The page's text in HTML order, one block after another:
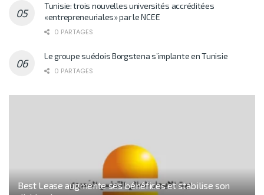
Tunisie: trois nouvelles universités accréditées
«entrepreneuriales» par le NCEE
0 PARTAGES
Le groupe suédois Borgstena s’implante en Tunisie
0 PARTAGES
Best Lease augmente ses bénéfices et stabilise son